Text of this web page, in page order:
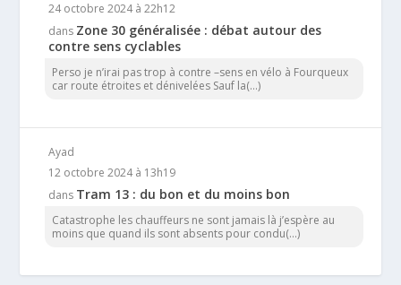
24 octobre 2024 à 22h12
dans Zone 30 généralisée : débat autour des
contre sens cyclables
Perso je n’irai pas trop à contre –sens en vélo à Fourqueux
car route étroites et dénivelées Sauf la(...)
Ayad
12 octobre 2024 à 13h19
dans Tram 13 : du bon et du moins bon
Catastrophe les chauffeurs ne sont jamais là j’espère au
moins que quand ils sont absents pour condu(...)